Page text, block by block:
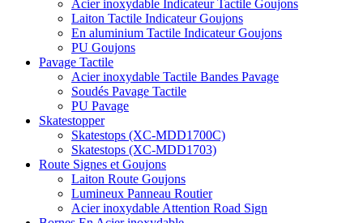
Acier inoxydable Indicateur Tactile Goujons
Laiton Tactile Indicateur Goujons
En aluminium Tactile Indicateur Goujons
PU Goujons
Pavage Tactile
Acier inoxydable Tactile Bandes Pavage
Soudés Pavage Tactile
PU Pavage
Skatestopper
Skatestops (XC-MDD1700C)
Skatestops (XC-MDD1703)
Route Signes et Goujons
Laiton Route Goujons
Lumineux Panneau Routier
Acier inoxydable Attention Road Sign